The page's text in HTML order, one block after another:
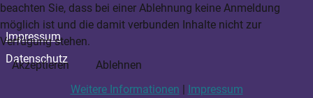
Impressum
Datenschutz
beachten Sie, dass bei einer Ablehnung keine Anmeldung
möglich ist und die damit verbunden Inhalte nicht zur
Verfügung stehen.
Akzeptieren
Ablehnen
Weitere Informationen | Impressum